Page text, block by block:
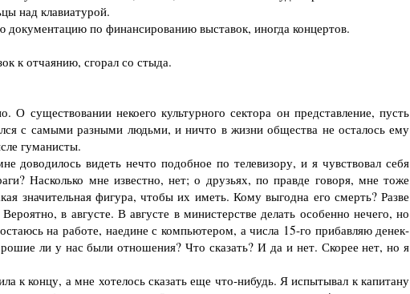
над клавиа­турой.
по финансированию выставок, иногда концертов.
к отчаянию, сгорал со стыда.
существовании некоего культурного сектора он представление, пусть
с самыми разными людьми, и ничто в жизни общества не осталось ему
гуманисты.
доводилось ви­деть нечто подобное по телевизору, и я чувствовал себя
Насколько мне известно, нет; о друзьях, по правде говоря, мне тоже
значительная фигура, чтобы их иметь. Кому вы­годна его смерть? Разве
в августе. В августе в министерстве делать особенно не­чего, но
на работе, наедине с компьютером, а числа 15-го прибавляю денек-
ли у нас были отно­шения? Что сказать? И да и нет. Скорее нет, но я
к концу, а мне хотелось сказать еще что-нибудь. Я испытывал к капитану